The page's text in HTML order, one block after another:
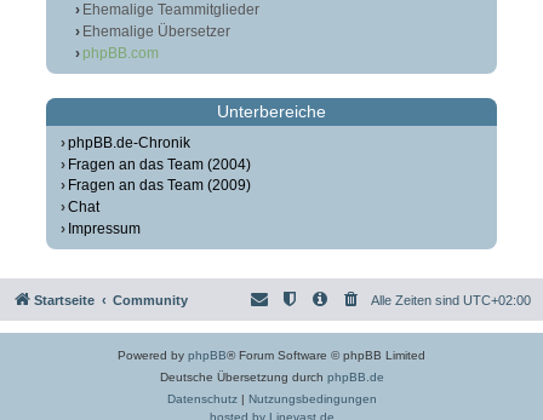
Ehemalige Teammitglieder
Ehemalige Übersetzer
phpBB.com
Unterbereiche
phpBB.de-Chronik
Fragen an das Team (2004)
Fragen an das Team (2009)
Chat
Impressum
Startseite Community Alle Zeiten sind UTC+02:00
Powered by phpBB® Forum Software © phpBB Limited
Deutsche Übersetzung durch phpBB.de
Datenschutz| Nutzungsbedingungen
hosted by Linevast.de